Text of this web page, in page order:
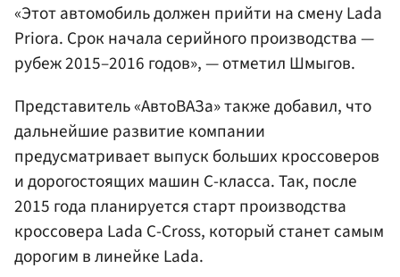
«Этот автомобиль должен прийти на смену Lada
Priora. Срок начала серийного производства —
рубеж 2015–2016 годов», — отметил Шмыгов.
Представитель «АвтоВАЗа» также добавил, что
дальнейшие развитие компании
предусматривает выпуск больших кроссоверов
и дорогостоящих машин С-класса. Так, после
2015 года планируется старт производства
кроссовера Lada C-Cross, который станет самым
дорогим в линейке Lada.